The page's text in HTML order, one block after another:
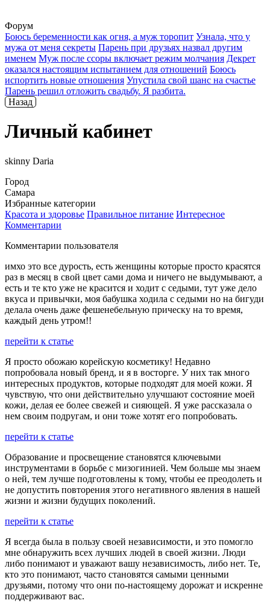
Форум
Боюсь беременности как огня, а муж торопит Узнала, что у
мужа от меня секреты Парень при друзьях назвал другим
именем Муж после ссоры включает режим молчания Декрет
оказался настоящим испытанием для отношений Боюсь
испортить новые отношения Упустила свой шанс на счастье
Парень решил отложить свадьбу. Я разбита.
Назад
Личный кабинет
skinny Daria
Город
Самара
Избранные категории
Красота и здоровье Правильное питание Интересное
Комментарии
Комментарии пользователя
имхо это все дурость, есть женщины которые просто красятся
раз в месяц в свой цвет сами дома и ничего не выдумывают, а
есть и те кто уже не красится и ходит с седыми, тут уже дело
вкуса и привычки, моя бабушка ходила с седыми но на бигуди
делала очень даже фешенебельную прическу на то время,
каждый день утром!!
перейти к статье
Я просто обожаю корейскую косметику! Недавно
попробовала новый бренд, и я в восторге. У них так много
интересных продуктов, которые подходят для моей кожи. Я
чувствую, что они действительно улучшают состояние моей
кожи, делая ее более свежей и сияющей. Я уже рассказала о
нем своим подругам, и они тоже хотят его попробовать.
перейти к статье
Образование и просвещение становятся ключевыми
инструментами в борьбе с мизогинией. Чем больше мы знаем
о ней, тем лучше подготовлены к тому, чтобы ее преодолеть и
не допустить повторения этого негативного явления в нашей
жизни и жизни будущих поколений.
перейти к статье
Я всегда была в пользу своей независимости, и это помогло
мне обнаружить всех лучших людей в своей жизни. Люди
либо понимают и уважают вашу независимость, либо нет. Те,
кто это понимают, часто становятся самыми ценными
друзьями, потому что они по-настоящему дорожат и искренне
поддерживают вас.